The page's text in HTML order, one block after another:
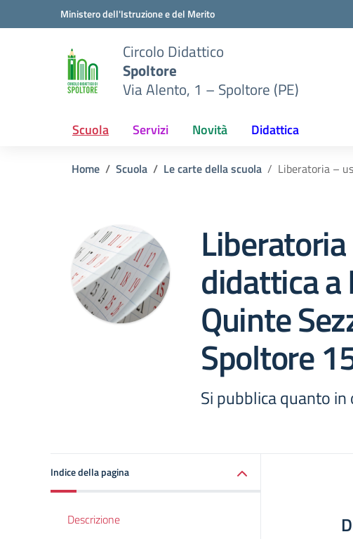
Vai ai contenuti
Vai al menu di navigazioneMinistero dell'Istruzione e del Merito
Circolo Didattico
Spoltore
Via Alento, 1 – Spoltore (PE)
Scuola Servizi Novità Didattica
Home Scuola Le carte della scuola Liberatoria –
didattica a
Quinte
Spoltore
Si pubblica quanto in
Indice della pagina
Descrizione